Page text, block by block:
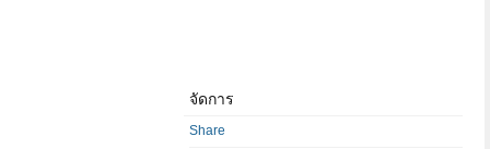
จัดการ
Share